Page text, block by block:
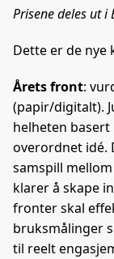
Prisene deles ut
Dette er de nye
Årets front:
(papir/digitalt).
helheten
overordnet idé.
samspill
klarer å skape
fronter skal
bruksmålinger
til reelt